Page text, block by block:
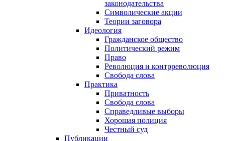
законодательства
Символические акции
Теории заговора
Идеология
Гражданское общество
Политический режим
Право
Революция и контрреволюция
Свобода слова
Практика
Приватность
Свобода слова
Справедливые выборы
Хорошая полиция
Честный суд
Публикации